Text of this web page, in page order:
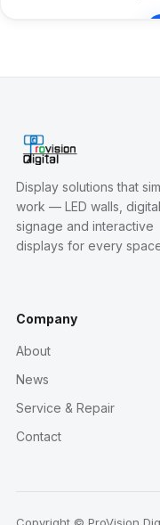
Display solutions that
work — LED walls, digital
signage and interactive
displays for every
Company
About
News
Service & Repair
Contact